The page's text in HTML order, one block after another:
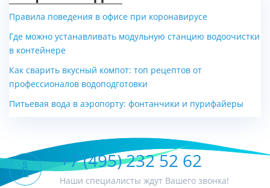
Правила поведения в офисе при коронавирусе
Где можно устанавливать модульную станцию водоочистки
в контейнере
Как сварить вкусный компот: топ рецептов от
профессионалов водоподготовки
Питьевая вода в аэропорту: фонтанчики и пурифайеры
+7 (495) 232 52 62
Наши специалисты ждут Вашего звонка!